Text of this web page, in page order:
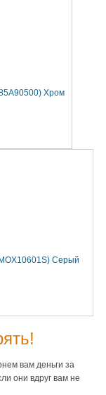
Хром
Серый
вам деньги за
они вдруг вам не